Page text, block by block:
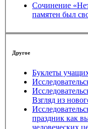
Сочинение
памятен был
Другое
Буклеты
Взгляд из
праздник как